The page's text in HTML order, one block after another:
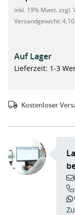
inkl. 19% Mwst. zzgl.
Versandgewicht:
Auf Lager
Lieferzeit: 1-3
Kostenloser